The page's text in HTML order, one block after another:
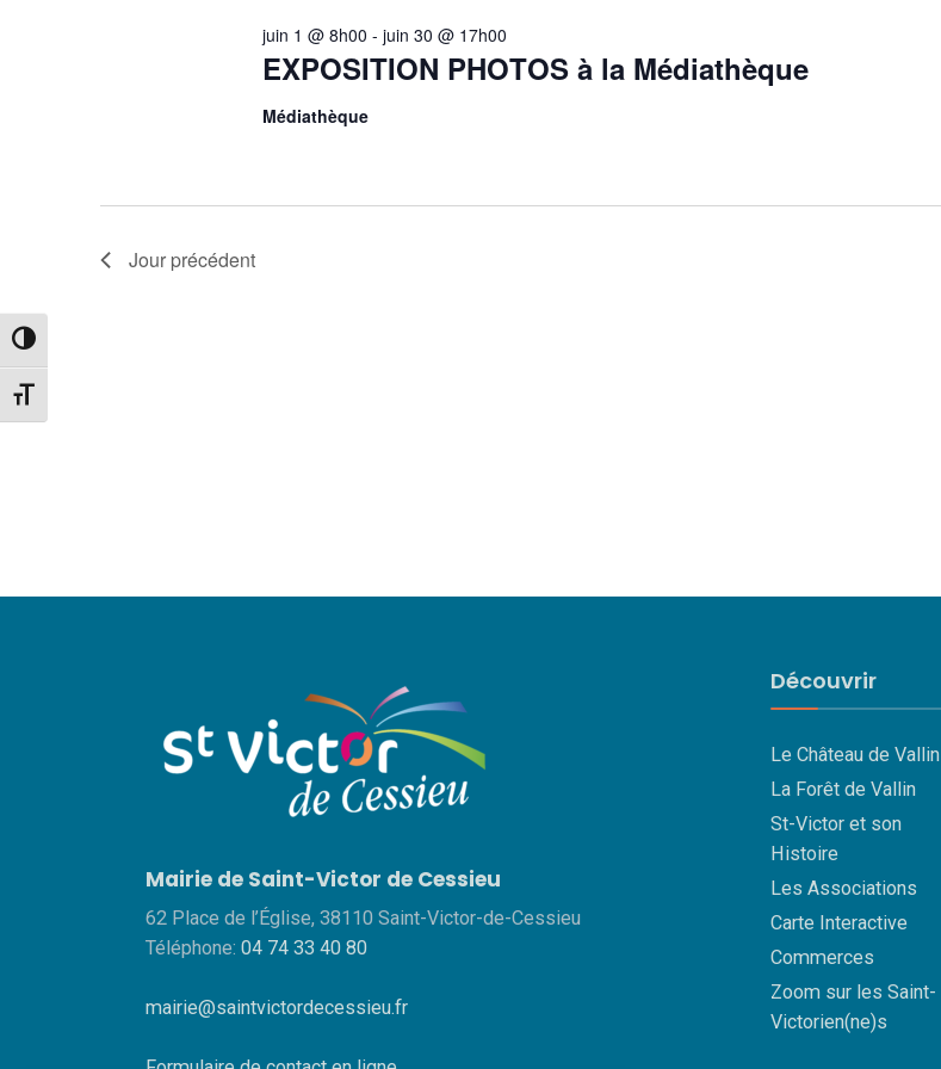
Passer en contraste élevé
Changer la taille de la police
EXPOSITION PHOTOS à la Médiathèque
juin 1 @ 8h00 - juin 30 @ 17h00
Médiathèque
Jour précédent
Mairie de Saint-Victor de Cessieu
62 Place de l’Église, 38110 Saint-Victor-de-Cessieu
Téléphone: 04 74 33 40 80
mairie@saintvictordecessieu.fr
Découvrir
Le Château de Vallin
La Forêt de Vallin
St-Victor et son
Histoire
Les Associations
Carte Interactive
Commerces
Zoom sur les Saint-
Victorien(ne)s